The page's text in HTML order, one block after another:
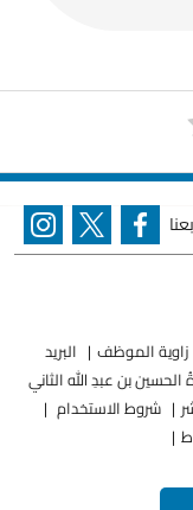
زاوية الموظف
البريد
الحسين بن عبدِ الله الثاني
شروط الاستخدام